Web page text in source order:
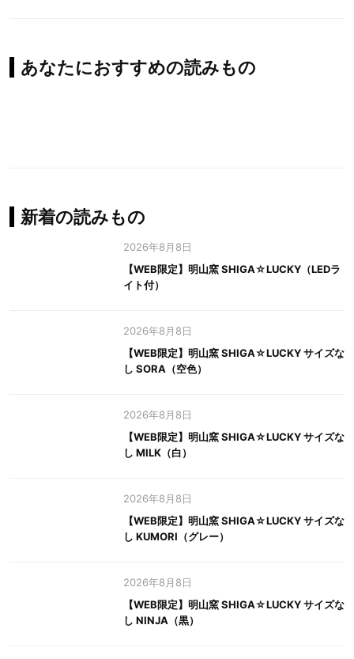
あなたにおすすめの読みもの
新着の読みもの
2026年8月8日
【WEB限定】明山窯 SHIGA☆LUCKY（LEDラ
イト付）
2026年8月8日
【WEB限定】明山窯 SHIGA☆LUCKY サイズな
し SORA（空色）
2026年8月8日
【WEB限定】明山窯 SHIGA☆LUCKY サイズな
し MILK（白）
2026年8月8日
【WEB限定】明山窯 SHIGA☆LUCKY サイズな
し KUMORI（グレー）
2026年8月8日
【WEB限定】明山窯 SHIGA☆LUCKY サイズな
し NINJA（黒）